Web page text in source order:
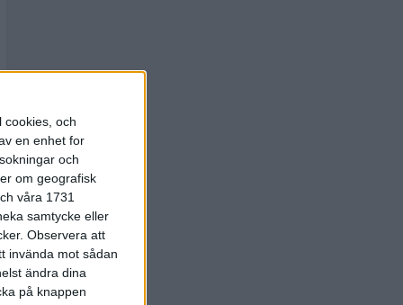
cookies, och
en enhet for
och
om geografisk
våra 1731
samtycke eller
Observera att
invända mot sådan
ändra dina
på knappen